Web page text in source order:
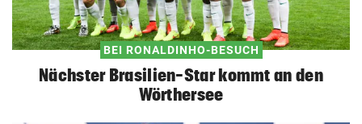
BEI RONALDINHO-BESUCH
Nächster Brasilien-Star kommt an den
Wörthersee